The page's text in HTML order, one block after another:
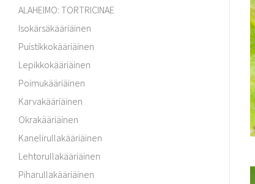
ALAHEIMO: TORTRICINAE
Isokärsäkääriäinen
Puistikkokääriäinen
Lepikkokääriäinen
Poimukääriäinen
Karvakääriäinen
Okrakääriäinen
Kanelirullakääriäinen
Lehtorullakääriäinen
Piharullakääriäinen